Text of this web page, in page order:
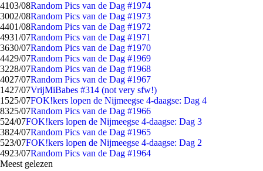
4103/08Random Pics van de Dag #1974
3002/08Random Pics van de Dag #1973
4401/08Random Pics van de Dag #1972
4931/07Random Pics van de Dag #1971
3630/07Random Pics van de Dag #1970
4429/07Random Pics van de Dag #1969
3228/07Random Pics van de Dag #1968
4027/07Random Pics van de Dag #1967
1427/07VrijMiBabes #314 (not very sfw!)
1525/07FOK!kers lopen de Nijmeegse 4-daagse: Dag 4
8325/07Random Pics van de Dag #1966
524/07FOK!kers lopen de Nijmeegse 4-daagse: Dag 3
3824/07Random Pics van de Dag #1965
523/07FOK!kers lopen de Nijmeegse 4-daagse: Dag 2
4923/07Random Pics van de Dag #1964
Meest gelezen